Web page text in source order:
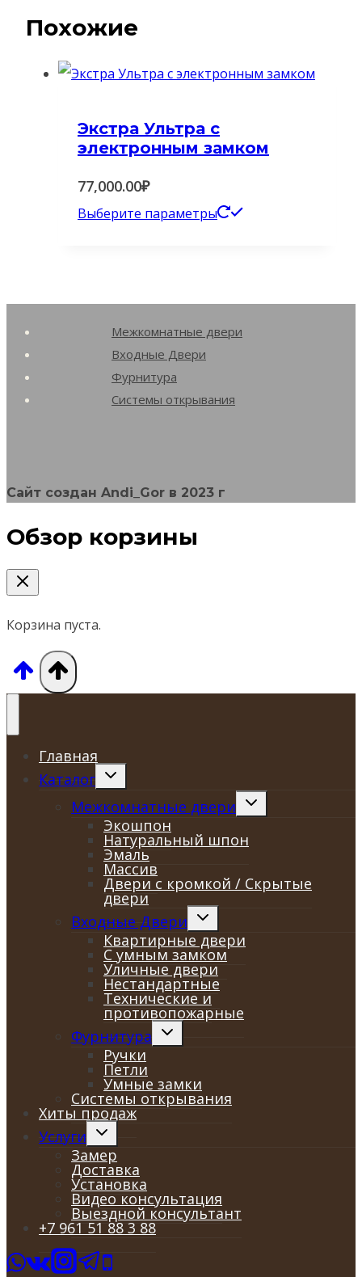
Похожие
Экстра Ультра с
электронным замком
77,000.00₽
Выберите параметры
Этот
Межкомнатные двери
Входные Двери
Фурнитура
Системы открывания
Сайт создан Andi_Gor в 2023 г
Обзор корзины
Корзина пуста.
Главная
Каталог
Переключить
Межкомнатные двери
Переключить
Экошпон
Натуральный шпон
Эмаль
Массив
Двери с кромкой / Скрытые
двери
Входные Двери
Переключить
меню
Квартирные двери
С умным замком
Уличные двери
Нестандартные
Технические и
противопожарные
Фурнитура
Переключить
Ручки
Петли
Умные замки
Системы открывания
Хиты продаж
Услуги
Переключить
меню
Замер
Доставка
Установка
Видео консультация
Выездной консультант
+7 961 51 88 3 88